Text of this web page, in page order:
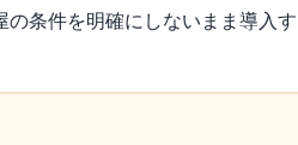
の条件を明確にしないまま導入